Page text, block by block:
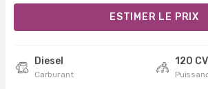
ESTIMER LE PRIX
Diesel
Carburant
120 CV